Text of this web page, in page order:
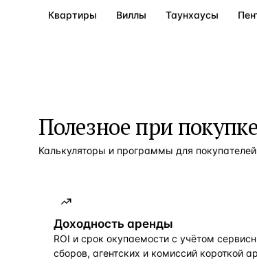
Квартиры Виллы Таунхаусы
Полезное при
Калькуляторы и программы для
Доходность аренды
ROI и срок окупаемости с учётом
сборов, агентских и комиссий короткой